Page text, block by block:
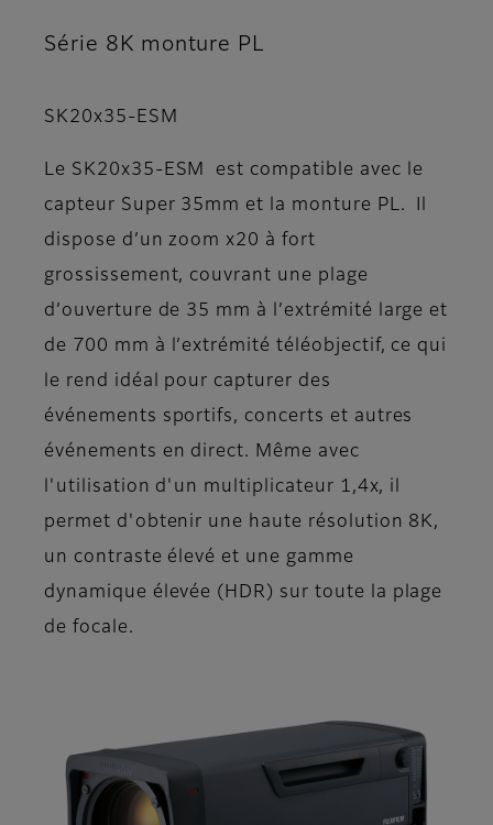
Série 8K monture PL
SK20x35-ESM
Le SK20x35-ESM est compatible avec le
capteur Super 35mm et la monture PL. Il
dispose d’un zoom x20 à fort
grossissement, couvrant une plage
d’ouverture de 35 mm à l’extrémité large et
de 700 mm à l’extrémité téléobjectif, ce qui
le rend idéal pour capturer des
événements sportifs, concerts et autres
événements en direct. Même avec
l'utilisation d'un multiplicateur 1,4x, il
permet d'obtenir une haute résolution 8K,
un contraste élevé et une gamme
dynamique élevée (HDR) sur toute la plage
de focale.